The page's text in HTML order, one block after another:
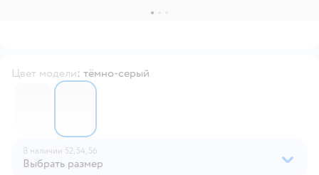
Цвет модели: тёмно-серый
7113817
6670465
В наличии 52, 54, 56
Выбрать размер